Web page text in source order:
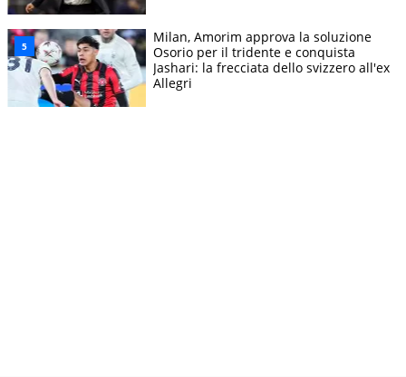
Milan, Amorim approva la soluzione
Osorio per il tridente e conquista
Jashari: la frecciata dello svizzero all'ex
Allegri